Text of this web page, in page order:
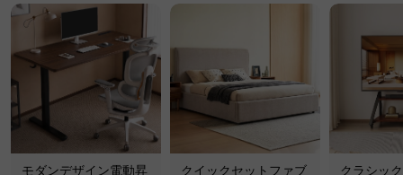
モダンデザイン電動昇
クイックセットファブ
クラシッ